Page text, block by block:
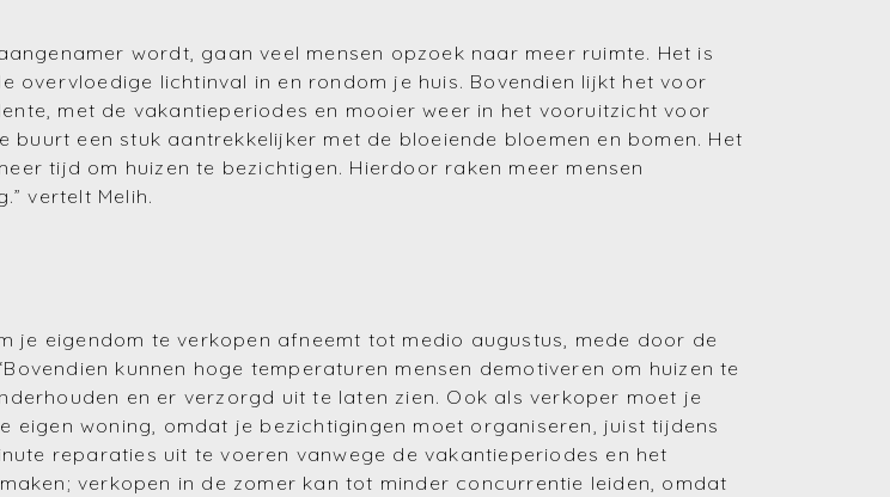
(Advies)
(Aankopen)
(Verkopen)
(Fiscaliteit)
(Bouwen en verbouwen)
(Investeren)
wordt, gaan veel mensen opzoek naar meer ruimte. Het is
overvloedige lichtinval in en rondom je huis. Bovendien lijkt het voor
met de vakantieperiodes en mooier weer in het vooruitzicht voor
een stuk aantrekkelijker met de bloeiende bloemen en bomen. Het
tijd om huizen te bezichtigen. Hierdoor raken meer mensen
vertelt Melih.
je eigendom te verkopen afneemt tot medio augustus, mede door de
kunnen hoge temperaturen mensen demotiveren om huizen te
en er verzorgd uit te laten zien. Ook als verkoper moet je
eigen woning, omdat je bezichtigingen moet organiseren, juist tijdens
reparaties uit te voeren vanwege de vakantieperiodes en het
verkopen in de zomer kan tot minder concurrentie leiden, omdat